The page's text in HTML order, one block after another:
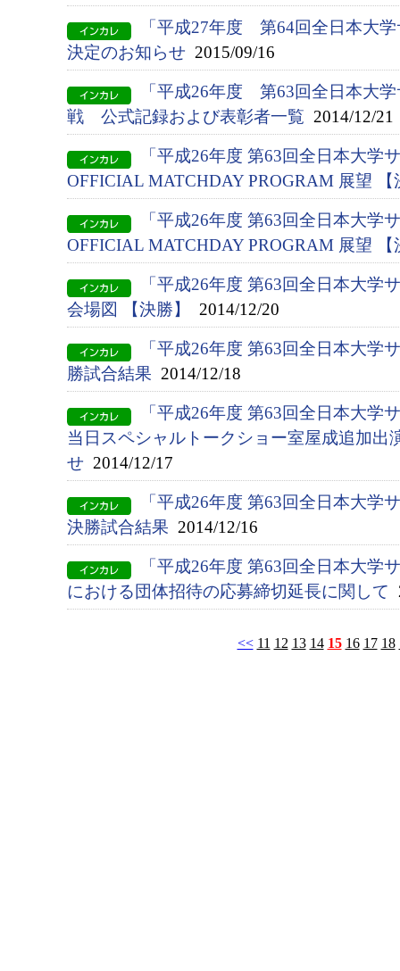
「平成27年度 第64回全日本大
決定のお知らせ 2015/09/16
「平成26年度 第63回全日本大
戦 公式記録および表彰者一覧 2014/12/21
「平成26年度 第63回全日本大学
OFFICIAL MATCHDAY PROGRAM 展望 【
「平成26年度 第63回全日本大学
OFFICIAL MATCHDAY PROGRAM 展望 【
「平成26年度 第63回全日本大学
会場図 【決勝】
2014/12/20
「平成26年度 第63回全日本大学
勝試合結果 2014/12/18
「平成26年度 第63回全日本大学
当日スペシャルトークショー室屋成追加出
せ 2014/12/17
「平成26年度 第63回全日本大学
決勝試合結果 2014/12/16
「平成26年度 第63回全日本大学
における団体招待の応募締切延長に関して
<< 11 12 13 14 15 16 17 18